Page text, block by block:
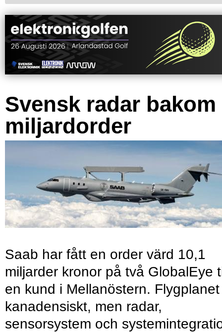
Svensk radar bakom
miljardorder
Saab har fått en order värd 10,1
miljarder kronor på två GlobalEye
en kund i Mellanöstern.
kanadensiskt, men radar,
sensorsystem och